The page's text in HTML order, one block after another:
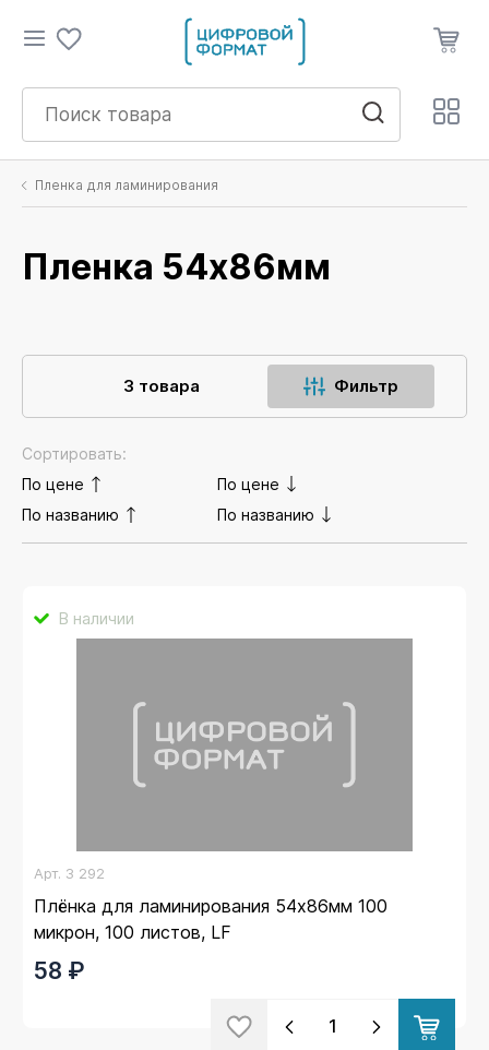
Пленка для ламинирования
Пленка 54x86мм
3 товара Фильтр
Сортировать:
По цене
По цене
По названию
По названию
В наличии
Арт. 3 292
Плёнка для ламинирования 54x86мм 100
микрон, 100 листов, LF
58 ₽